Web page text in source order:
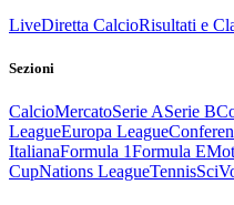
LiveDiretta CalcioRisultati e
Sezioni
CalcioMercatoSerie ASerie B
LeagueEuropa League
ItalianaFormula 1Formula E
CupNations LeagueTennisSci